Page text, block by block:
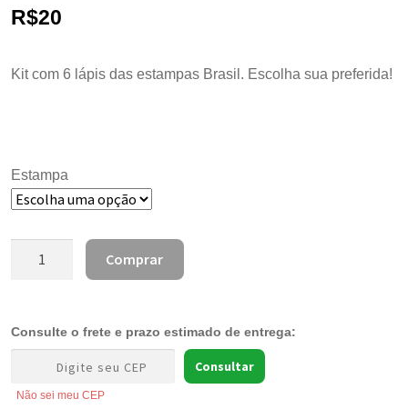
R$20
Kit com 6 lápis das estampas Brasil. Escolha sua preferida!
Estampa
Comprar
Consulte o frete e prazo estimado de entrega:
Consultar
Não sei meu CEP